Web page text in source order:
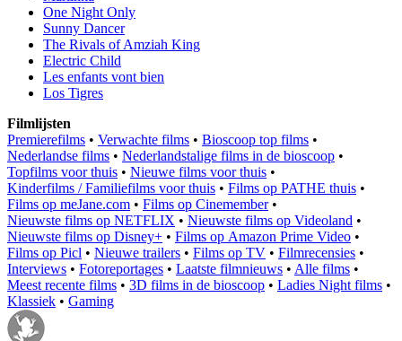
One Night Only
Sunny Dancer
The Rivals of Amziah King
Electric Child
Les enfants vont bien
Los Tigres
Filmlijsten
Premierefilms • Verwachte films • Bioscoop top films •
Nederlandse films • Nederlandstalige films in de bioscoop •
Topfilms voor thuis • Nieuwe films voor thuis •
Kinderfilms / Familiefilms voor thuis • Films op PATHE thuis •
Films op meJane.com • Films op Cinemember•
Nieuwste films op NETFLIX • Nieuwste films op Videoland •
Nieuwste films op Disney+ • Films op Amazon Prime Video •
Films op Picl • Nieuwe trailers • Films op TV • Filmrecensies •
Interviews • Fotoreportages • Laatste filmnieuws • Alle films •
Meest recente films • 3D films in de bioscoop • Ladies Night films •
Klassiek • Gaming